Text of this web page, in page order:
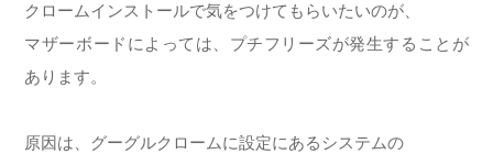
クロームインストールで気をつけてもらいたいのが、
マザーボードによっては、プチフリーズが発生することが
あります。
原因は、グーグルクロームに設定にあるシステムの